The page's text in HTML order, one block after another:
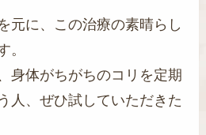
元に、この治療の素晴らし
。
身体がちがちのコリを定期
人、ぜひ試していただきた